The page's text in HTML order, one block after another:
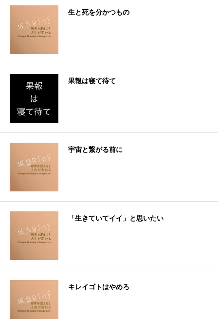
生と死を分かつもの
果報は寝て待て
宇宙と繋がる前に
「生きていてイイ」と思いたい
キレイゴトはやめろ